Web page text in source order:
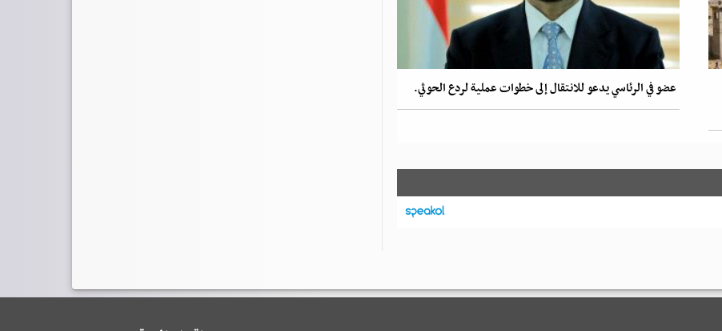
عضو في الرئاسي يدعو للانتقال إلى خطوات عملية لردع الحوثي.